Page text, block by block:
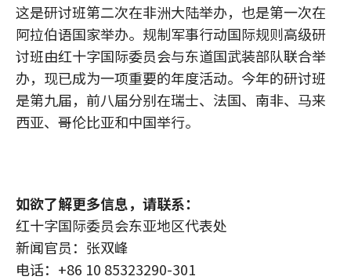
这是研讨班第二次在非洲大陆举办，也是第一次在
阿拉伯语国家举办。规制军事行动国际规则高级研
讨班由红十字国际委员会与东道国武装部队联合举
办，现已成为一项重要的年度活动。今年的研讨班
是第九届，前八届分别在瑞士、法国、南非、马来
西亚、哥伦比亚和中国举行。
如欲了解更多信息，请联系：
红十字国际委员会东亚地区代表处
新闻官员：张双峰
电话：+86 10 85323290-301